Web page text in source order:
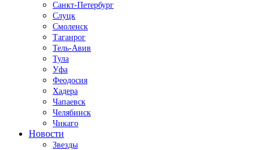
Санкт-Петербург
Слуцк
Смоленск
Таганрог
Тель-Авив
Тула
Уфа
Феодосия
Хадера
Чапаевск
Челябинск
Чикаго
Новости
Звезды